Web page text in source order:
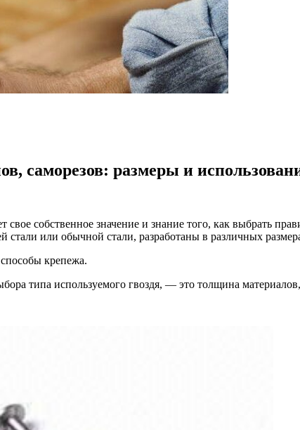
саморезов: размеры и
собственное значение и знание того, как выбрать
или обычной стали, разработаны в различных
крепежа.
типа используемого гвоздя, — это толщина